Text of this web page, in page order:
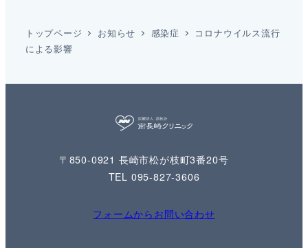
トップページ お知らせ 感染症
コロナウイルス流行
による影響
〒850-0921 長崎市松が枝町3番20号
TEL 095-827-3606
フォームからお問い合わせ